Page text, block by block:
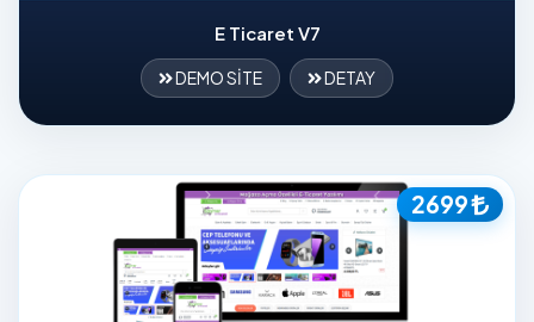
E Ticaret V7
DEMO SİTE DETAY
2699